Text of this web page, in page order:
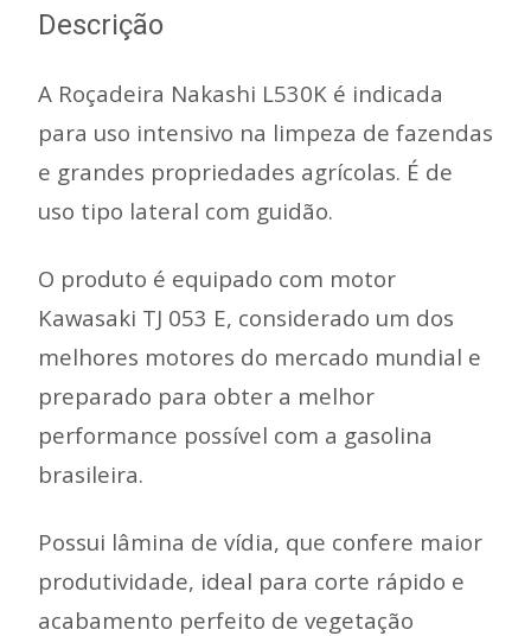
Descrição
A Roçadeira Nakashi L530K é indicada
para uso intensivo na limpeza de fazendas
e grandes propriedades agrícolas. É de
uso tipo lateral com guidão.
O produto é equipado com motor
Kawasaki TJ 053 E, considerado um dos
melhores motores do mercado mundial e
preparado para obter a melhor
performance possível com a gasolina
brasileira.
Possui lâmina de vídia, que confere maior
produtividade, ideal para corte rápido e
acabamento perfeito de vegetação